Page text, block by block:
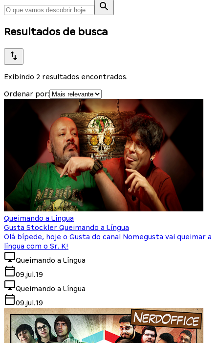
Resultados de busca
Exibindo 2 resultados encontrados.
Ordenar por:
Queimando a Língua
Gusta Stockler Queimando a Língua
Olá bípede, hoje o Gusta do canal Nomegusta vai queimar a
língua com o Sr. K!
Queimando a Língua
09.jul.19
Queimando a Língua
09.jul.19